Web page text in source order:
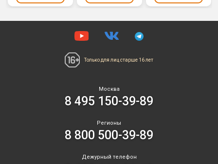
Только для лиц старше 16 лет
Москва
8 495 150-39-89
Регионы
8 800 500-39-89
Дежурный телефон